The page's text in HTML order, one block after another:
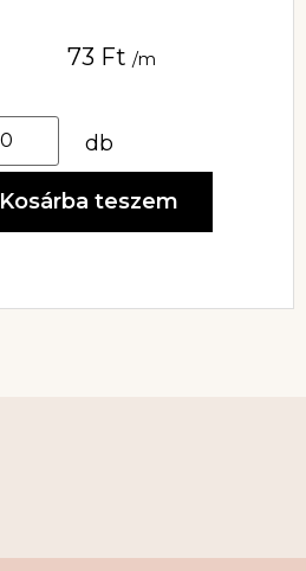
73 Ft /m
db
Kosárba teszem